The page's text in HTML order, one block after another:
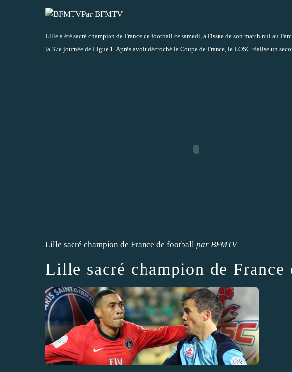
Par BFMTV
Lille a été sacré champion de France de football ce samedi, à l'issue de son match nul au
la 37e journée de Ligue 1. Après avoir décroché la Coupe de France, le LOSC réalise un
Lille sacré champion de France de football par BFMTV
Lille sacré champion de France